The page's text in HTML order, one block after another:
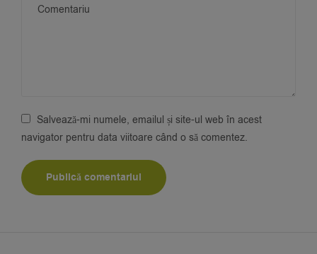
Salvează-mi numele, emailul și site-ul web în acest
navigator pentru data viitoare când o să comentez.